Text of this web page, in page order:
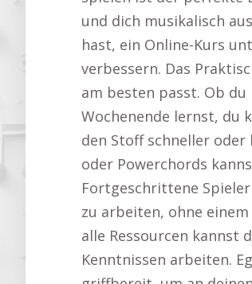
und dich musikalisch
hast, ein Online-Kurs
verbessern. Das
am besten passt. Ob
Wochenende lernst, du
den Stoff schneller oder
oder Powerchords
Fortgeschrittene
zu arbeiten, ohne
alle Ressourcen kannst
Kenntnissen arbeiten.